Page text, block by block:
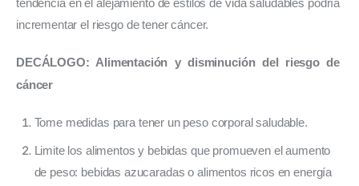
tendencia en el alejamiento de estilos de vida saludables podría
incrementar el riesgo de tener cáncer.
DECÁLOGO: Alimentación y disminución del riesgo de
cáncer
Tome medidas para tener un peso corporal saludable.
Limite los alimentos y bebidas que promueven el aumento
de peso: bebidas azucaradas o alimentos ricos en energía